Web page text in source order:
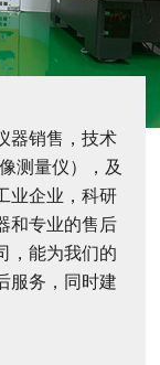
器销售，技术
测量仪），及
业企业，科研
和专业的售后
，能为我们的
服务，同时建